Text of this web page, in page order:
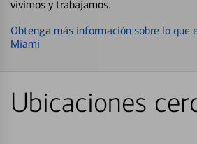
vivimos y trabajamos.
Obtenga más información sobre lo que
Miami
Ubicaciones